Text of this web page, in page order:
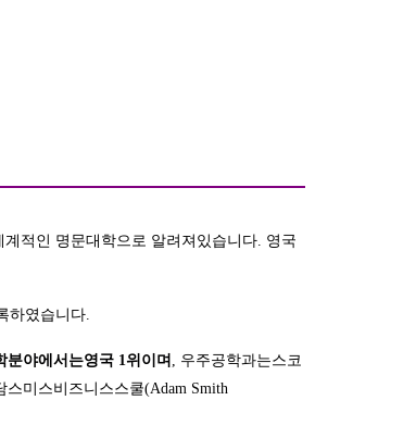
적인 명문대학으로 알려져있습니다 영국
하였습니다
분야에서는영국 1 위이며
우주공학과는스코
스미스비즈니스스쿨(Adam Smith